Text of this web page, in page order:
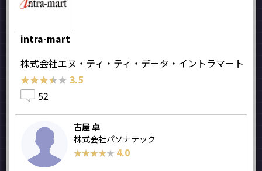
intra-mart
株式会社エヌ・ティ・ティ・データ・イントラマート
★★★★★
★★★★★ 3.5
52
古屋 卓
株式会社パソナテック
★★★★★
★★★★★ 4.0